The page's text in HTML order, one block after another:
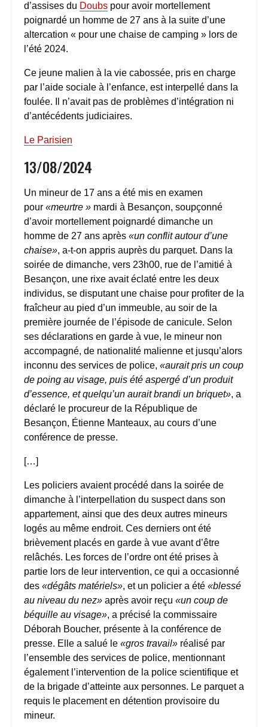
d’assises du Doubs pour avoir mortellement
poignardé un homme de 27 ans à la suite d’une
altercation « pour une chaise de camping » lors de
l’été 2024.
Ce jeune malien à la vie cabossée, pris en charge
par l’aide sociale à l’enfance, est interpellé dans la
foulée. Il n’avait pas de problèmes d’intégration ni
d’antécédents judiciaires.
Le Parisien
13/08/2024
Un mineur de 17 ans a été mis en examen
pour «meurtre » mardi à Besançon, soupçonné
d’avoir mortellement poignardé dimanche un
homme de 27 ans après «un conflit autour d’une
chaise», a-t-on appris auprès du parquet. Dans la
soirée de dimanche, vers 23h00, rue de l’amitié à
Besançon, une rixe avait éclaté entre les deux
individus, se disputant une chaise pour profiter de la
fraîcheur au pied d’un immeuble, au soir de la
première journée de l’épisode de canicule. Selon
ses déclarations en garde à vue, le mineur non
accompagné, de nationalité malienne et jusqu’alors
inconnu des services de police, «aurait pris un coup
de poing au visage, puis été aspergé d’un produit
d’essence, et quelqu’un aurait brandi un briquet», a
déclaré le procureur de la République de
Besançon, Étienne Manteaux, au cours d’une
conférence de presse.
[…]
Les policiers avaient procédé dans la soirée de
dimanche à l’interpellation du suspect dans son
appartement, ainsi que des deux autres mineurs
logés au même endroit. Ces derniers ont été
brièvement placés en garde à vue avant d’être
relâchés. Les forces de l’ordre ont été prises à
partie lors de leur intervention, ce qui a occasionné
des «dégâts matériels», et un policier a été «blessé
au niveau du nez» après avoir reçu «un coup de
béquille au visage», a précisé la commissaire
Déborah Boucher, présente à la conférence de
presse. Elle a salué le «gros travail» réalisé par
l’ensemble des services de police, mentionnant
également l’intervention de la police scientifique et
de la brigade d’atteinte aux personnes. Le parquet a
requis le placement en détention provisoire du
mineur.